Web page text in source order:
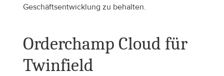
Geschäftsentwicklung zu behalten.
Orderchamp Cloud für
Twinfield